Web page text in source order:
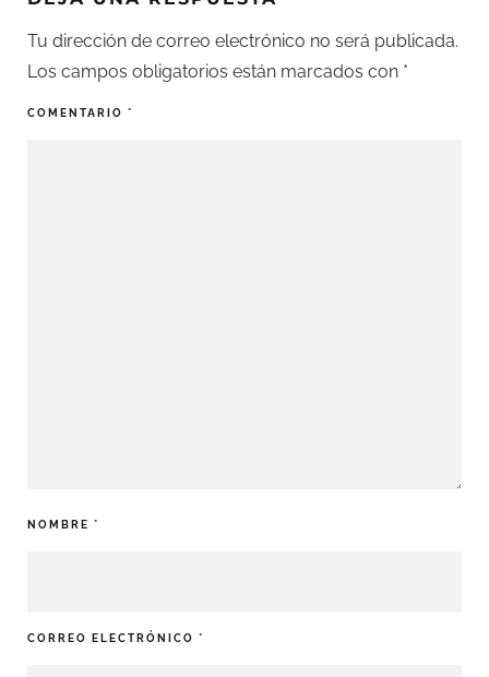
Tu dirección de correo electrónico no será publicada.
Los campos obligatorios están marcados con *
COMENTARIO *
NOMBRE *
CORREO ELECTRÓNICO *